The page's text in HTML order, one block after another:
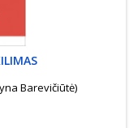
Barevičiūtė)